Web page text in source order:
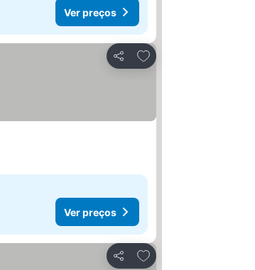
Ver preços
Partilhar
Adicionar aos favoritos
Ver preços
Partilhar
Adicionar aos favoritos